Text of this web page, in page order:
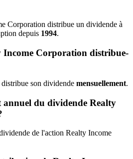
Corporation distribue un dividende à
depuis 1994.
Income Corporation distribue-
son dividende mensuellement.
annuel du dividende Realty
de l'action Realty Income